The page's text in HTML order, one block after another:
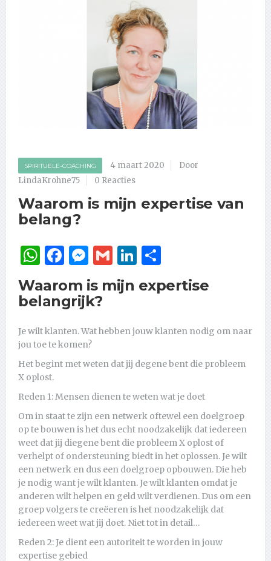
SPIRITUELE-COACHING 4 maart 2020
Door
LindaKrohne75
0 Reacties
Waarom is mijn expertise van
belang?
WhatsApp
Facebook
Messenger
GmailLinkedIn
Waarom is mijn expertise
belangrijk?
Je wilt klanten. Wat hebben jouw klanten nodig om naar
jou toe te komen?
Het begint met weten dat jij degene bent die probleem
X oplost.
Reden 1: Mensen dienen te weten wat je doet
Om in staat te zijn een netwerk oftewel een doelgroep
op te bouwen is het dus echt noodzakelijk dat iedereen
weet dat jij diegene bent die probleem X oplost of
verhelpt of ondersteuning biedt in het oplossen. Je wilt
een netwerk en dus een doelgroep opbouwen. Die heb
je nodig want je wilt klanten. Je wilt klanten omdat je
anderen wilt helpen en geld wilt verdienen. Dus om een
groep volgers te creëeren is het noodzakelijk dat
iedereen weet wat jij doet. Niet tot in detail…
Reden 2: Je dient een autoriteit te worden in jouw
expertise gebied